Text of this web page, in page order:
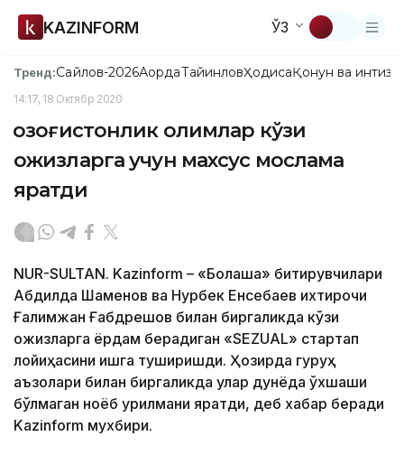
KAZINFORM ЎЗ
Тренд:Сайлов-2026АқордаТайинловҲодисаҚонун ва
14:17, 18 Октябр 2020
Қозоғистонлик олимлар кўзи
ожизларга учун махсус мослама
яратди
NUR-SULTAN. Kazinform – «Болашақ» битирувчилари
Абдилда Шаменов ва Нурбек Енсебаев ихтирочи
Ғалимжан Ғабдрешов билан биргаликда кўзи
ожизларга ёрдам берадиган «SEZUAL» стартап
лойиҳасини ишга туширишди. Ҳозирда гуруҳ
аъзолари билан биргаликда улар дунёда ўхшаши
бўлмаган ноёб қурилмани яратди, деб хабар беради
Kazinform мухбири.